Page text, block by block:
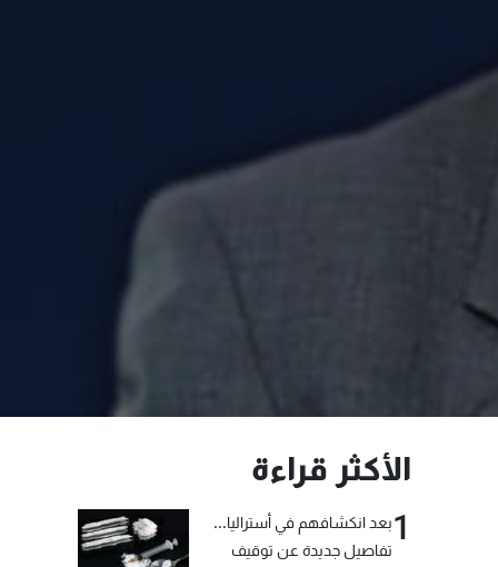
الأكثر قراءة
1بعد انكشافهم في أستراليا...
تفاصيل جديدة عن توقيف